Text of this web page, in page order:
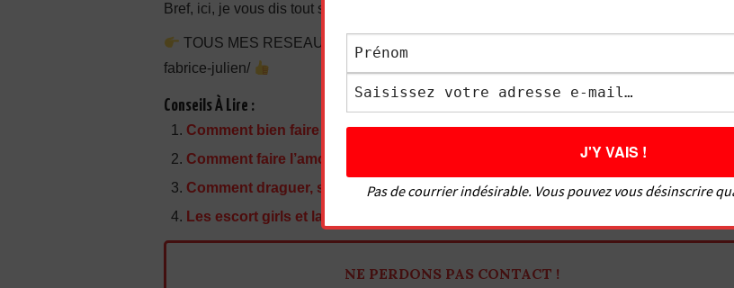
Bref, ici, je vous dis tout sur comment bien faire l’amour !
TOUS MES RESEAUX SOCIAUX : https://fabricejulien.com/reseaux-sociaux-de-
fabrice-julien/
Conseils À Lire :
Comment bien faire l’amour à sa copine la première fois
Comment faire l’amour à une femme et la rendre folle ?
Comment draguer, séduire et coucher avec une fille ?
Les escort girls et la prostitution
NE PERDONS PAS CONTACT !
Pas de courrier indésirable. Vous pouvez vous désinscrire